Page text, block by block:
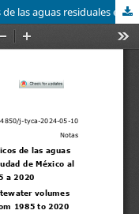
Estimación de los volúmenes históricos de las aguas residuales exportados por la megaciudad de México al Valle del Mezquital de 1985 a 2020